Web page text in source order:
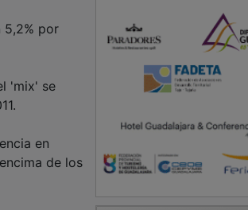
5,2% por
'mix' se
en
de los